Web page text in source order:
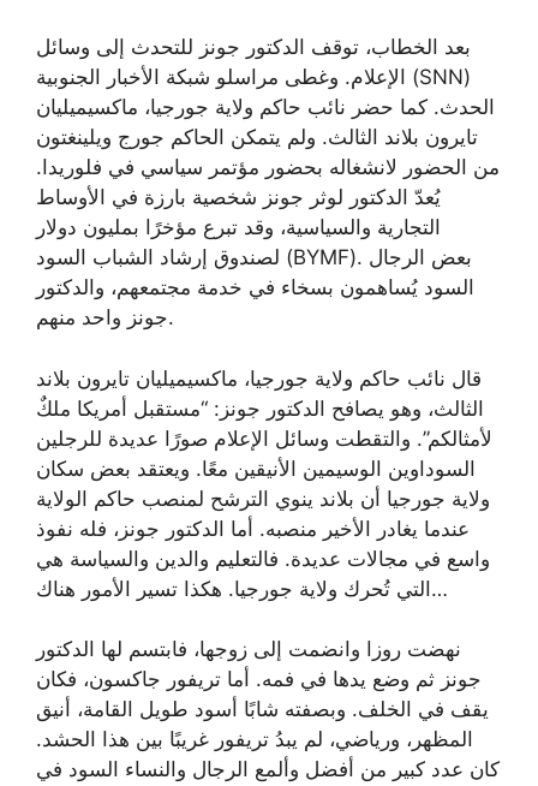
بعد الخطاب، توقف الدكتور جونز للتحدث إلى وسائل
الإعلام. وغطى مراسلو شبكة الأخبار الجنوبية (SNN)
الحدث. كما حضر نائب حاكم ولاية جورجيا، ماكسيميليان
تايرون بلاند الثالث. ولم يتمكن الحاكم جورج ويلينغتون
من الحضور لانشغاله بحضور مؤتمر سياسي في فلوريدا.
يُعدّ الدكتور لوثر جونز شخصية بارزة في الأوساط
التجارية والسياسية، وقد تبرع مؤخرًا بمليون دولار
لصندوق إرشاد الشباب السود (BYMF). بعض الرجال
السود يُساهمون بسخاء في خدمة مجتمعهم، والدكتور
جونز واحد منهم.
قال نائب حاكم ولاية جورجيا، ماكسيميليان تايرون بلاند
الثالث، وهو يصافح الدكتور جونز: “مستقبل أمريكا ملكٌ
لأمثالكم”. والتقطت وسائل الإعلام صورًا عديدة للرجلين
السوداوين الوسيمين الأنيقين معًا. ويعتقد بعض سكان
ولاية جورجيا أن بلاند ينوي الترشح لمنصب حاكم الولاية
عندما يغادر الأخير منصبه. أما الدكتور جونز، فله نفوذ
واسع في مجالات عديدة. فالتعليم والدين والسياسة هي
التي تُحرك ولاية جورجيا. هكذا تسير الأمور هناك…
نهضت روزا وانضمت إلى زوجها، فابتسم لها الدكتور
جونز ثم وضع يدها في فمه. أما تريفور جاكسون، فكان
يقف في الخلف. وبصفته شابًا أسود طويل القامة، أنيق
المظهر، ورياضي، لم يبدُ تريفور غريبًا بين هذا الحشد.
كان عدد كبير من أفضل وألمع الرجال والنساء السود في